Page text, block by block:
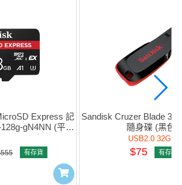
Express 記
gN4NN (平行
有存貨
Sandisk Cruzer Blade
隨身碟 (黑色)
USB2.0 32GB
$75 有存貨